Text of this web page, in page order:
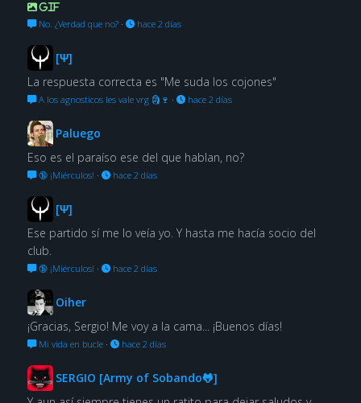
GIF
No. ¿Verdad que no?· hace 2 días
[Ψ]
La respuesta correcta es "Me suda los cojones"
A los agnosticos les vale vrg 🗿🍷 · hace 2 días
Paluego
Eso es el paraíso ese del que hablan, no?
🔞 ¡Miérculos! · hace 2 días
[Ψ]
Ese partido sí me lo veía yo. Y hasta me hacía socio del
club.
🔞 ¡Miérculos! · hace 2 días
Oiher
¡Gracias, Sergio! Me voy a la cama... ¡Buenos días!
Mi vida en bucle· hace 2 días
SERGIO [Army of Sobando🐸]